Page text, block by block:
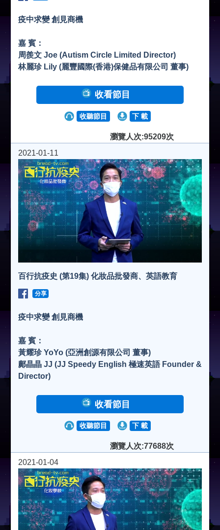
疫中求變 創見商機
嘉 賓：
周羨文 Joe (Autism Circle Limited Director)
林麗珍 Lily (麗豐國際(香港)保健品有限公司 董事)
收看節目
收聽節目 下 載
瀏覽人次:95209次
2021-01-11
百行抗疫史 (第19集) 化妝品批發商、英語教育
分享
疫中求變 創見商機
嘉 賓：
黃耀珍 YoYo (亞洲創源有限公司 董事)
鄺晶晶 JJ (JJ Speedy English 極速英語 Founder &
Director)
收看節目
收聽節目 下 載
瀏覽人次:77688次
2021-01-04